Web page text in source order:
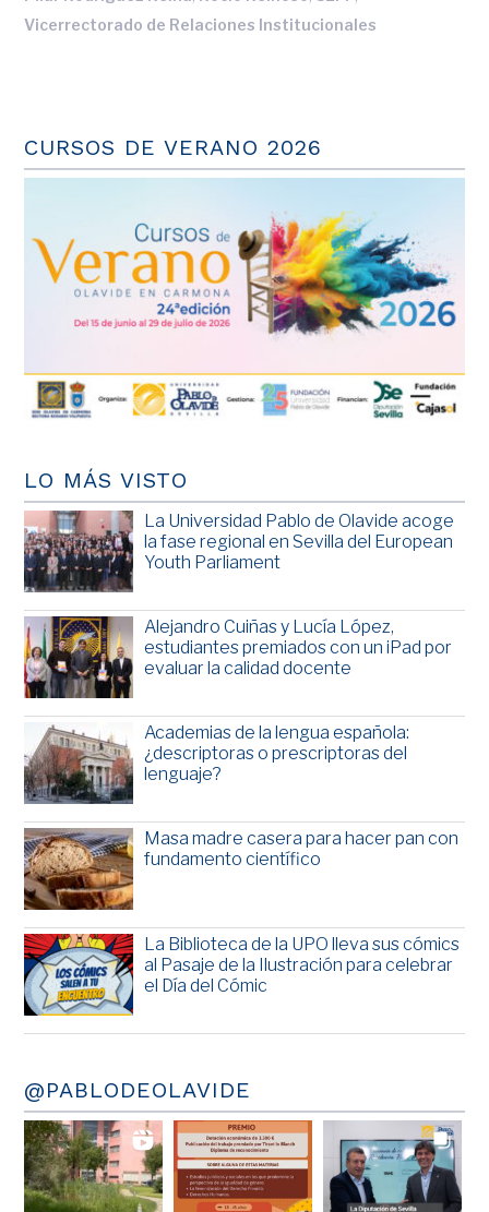
Vicerrectorado de Relaciones Institucionales
CURSOS DE VERANO 2026
LO MÁS VISTO
La Universidad Pablo de Olavide acoge
la fase regional en Sevilla del European
Youth Parliament
Alejandro Cuiñas y Lucía López,
estudiantes premiados con un iPad por
evaluar la calidad docente
Academias de la lengua española:
¿descriptoras o prescriptoras del
lenguaje?
Masa madre casera para hacer pan con
fundamento científico
La Biblioteca de la UPO lleva sus cómics
al Pasaje de la Ilustración para celebrar
el Día del Cómic
@PABLODEOLAVIDE